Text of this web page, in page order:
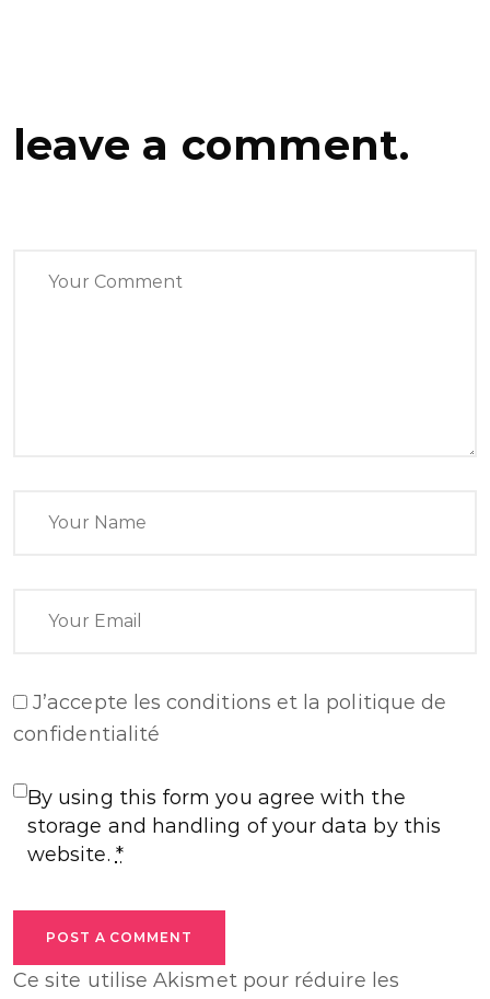
leave a comment.
J’accepte les conditions et la politique de
confidentialité
By using this form you agree with the
storage and handling of your data by this
website. *
POST A COMMENT
Ce site utilise Akismet pour réduire les